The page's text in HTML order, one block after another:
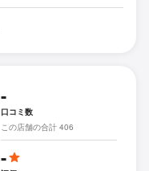
-
口コミ数
この店舗の合計 406
-